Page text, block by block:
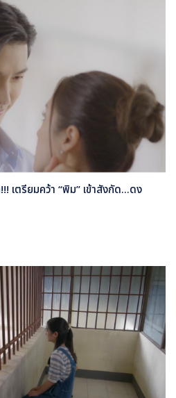
เตรียมคว้า “พิม” เข้าสังกัด...ดง